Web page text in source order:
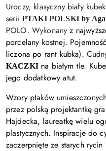
Uroczy, klasyczny biały
serii PTAKI POLSKI by
POLO. Wykonanyz
porcelany kostnej.
liczona po rant kubka).
KACZKIna białym tle.
jego dodatkowy atut.
Wzory ptaków
przez polską projektantkę
Hajdecka, laureatkę wielu
plastycznych. Inspiracje do
zaczerpnięte ze starych rycin